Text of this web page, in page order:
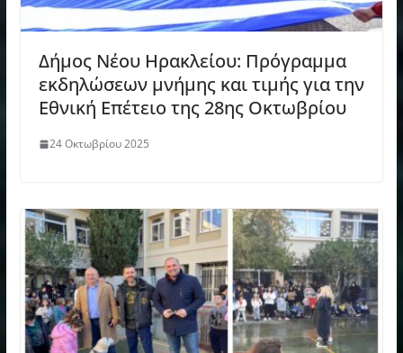
Δήμος Νέου Ηρακλείου: Πρόγραμμα
εκδηλώσεων μνήμης και τιμής για την
Εθνική Επέτειο της 28ης Οκτωβρίου
24 Οκτωβρίου 2025